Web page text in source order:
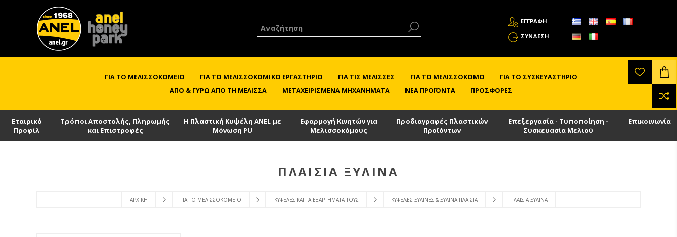
ΕΓΓΡΑΦΗ
ΣΎΝΔΕΣΗ
ΓΙΑ ΤΟ ΜΕΛΙΣΣΟΚΟΜΕΊΟ ΓΙΑ ΤΟ ΜΕΛΙΣΣΟΚΟΜΙΚΌ ΕΡΓΑΣΤΉΡΙΟ ΓΙΑ ΤΙΣ ΜΈΛΙΣΣΕΣ ΓΙΑ ΤΟ ΜΕΛΙΣΣΟΚΌΜΟ
ΓΙΑ ΤΟ ΣΥΣΚΕΥΑΣΤΉΡΙΟ
ΑΠΌ & ΓΎΡΩ ΑΠΌ ΤΗ ΜΈΛΙΣΣΑ
ΜΕΤΑΧΕΙΡΙΣΜΈΝΑ ΜΗΧΑΝΉΜΑΤΑ ΝΈΑ ΠΡΟΪΌΝΤΑ ΠΡΟΣΦΟΡΈΣ
Εταιρικό
Προφίλ
Τρόποι Αποστολής, Πληρωμής
και Επιστροφές
Η Πλαστική Κυψέλη ANEL με
Μόνωση PU
Εφαρμογή Κινητών για
Μελισσοκόμους
Προδιαγραφές Πλαστικών
Προϊόντων
Επεξεργασία - Τυποποίηση -
Συσκευασία Μελιού
Επικοινωνία
ΑΡΧΙΚΉ ΓΙΑ ΤΟ ΜΕΛΙΣΣΟΚΟΜΕΊΟ ΚΥΨΈΛΕΣ ΚΑΙ ΤΑ ΕΞΑΡΤΉΜΑΤΑ ΤΟΥΣ ΚΥΨΈΛΕΣ ΞΎΛΙΝΕΣ & ΞΎΛΙΝΑ ΠΛΑΊΣΙΑ ΠΛΑΊΣΙΑ ΞΎΛΙΝΑ
ΠΛΑΊΣΙΑ ΞΎΛΙΝΑ